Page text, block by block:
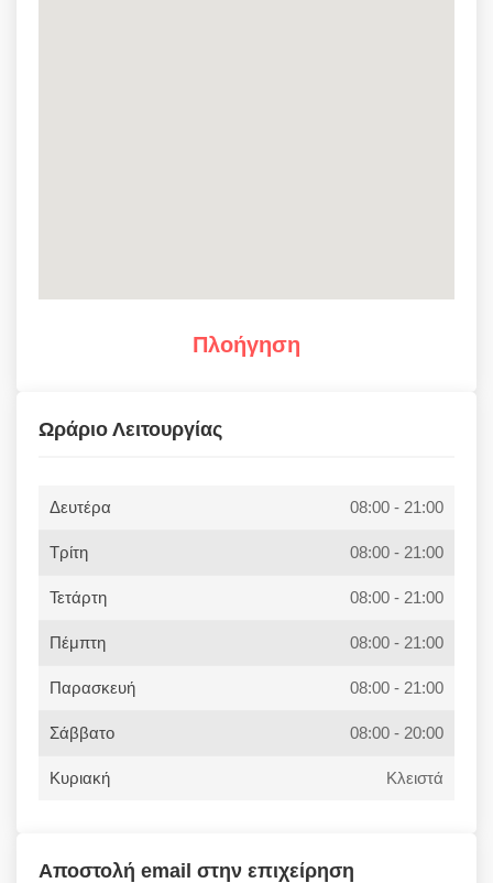
Πλοήγηση
Ωράριο Λειτουργίας
Δευτέρα 08:00 - 21:00
Τρίτη 08:00 - 21:00
Τετάρτη 08:00 - 21:00
Πέμπτη 08:00 - 21:00
Παρασκευή 08:00 - 21:00
Σάββατο 08:00 - 20:00
Κυριακή Κλειστά
Αποστολή email στην επιχείρηση